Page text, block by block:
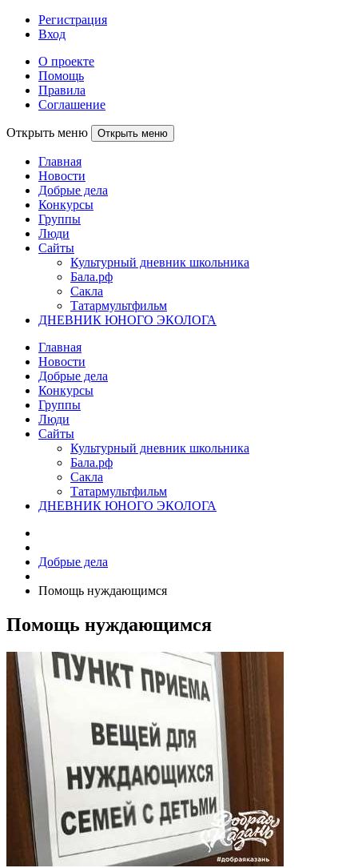
Регистрация
Вход
О проекте
Помощь
Правила
Соглашение
Открыть меню Открыть меню
Главная
Новости
Добрые дела
Конкурсы
Группы
Люди
Сайты
Культурный дневник школьника
Бала.рф
Сакла
Татармультфильм
ДНЕВНИК ЮНОГО ЭКОЛОГА
Главная
Новости
Добрые дела
Конкурсы
Группы
Люди
Сайты
Культурный дневник школьника
Бала.рф
Сакла
Татармультфильм
ДНЕВНИК ЮНОГО ЭКОЛОГА
Добрые дела
Помощь нуждающимся
Помощь нуждающимся